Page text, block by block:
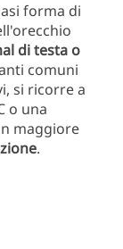
forma di
di testa o
comuni
si ricorre a
o una
maggiore
.